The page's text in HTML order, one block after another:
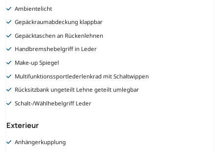
Ambientelicht
Gepäckraumabdeckung klappbar
Gepäcktaschen an Rückenlehnen
Handbremshebelgriff in Leder
Make-up Spiegel
Multifunktionssportlederlenkrad mit Schaltwippen
Rücksitzbank ungeteilt Lehne geteilt umlegbar
Schalt-/Wählhebelgriff Leder
Exterieur
Anhängerkupplung